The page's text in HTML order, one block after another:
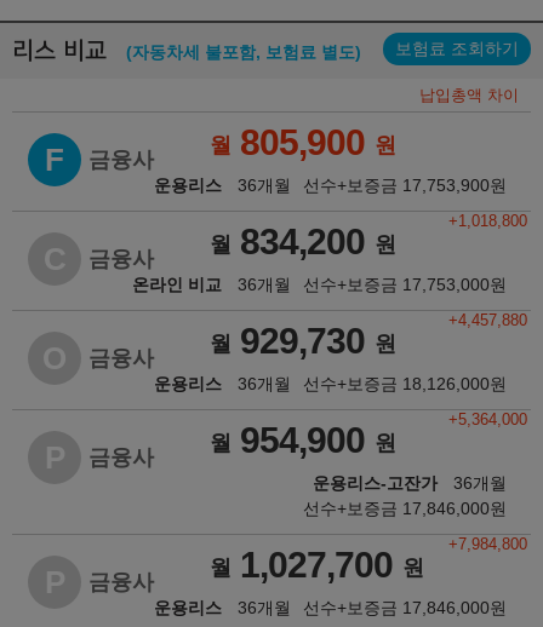
리스 비교 (자동차세 불포함, 보험료 별도) 보험료 조회하기
납입총액 차이
F 금융사
운용리스
월 805,900 원
36개월 선수+보증금 17,753,900원
C 금융사
온라인 비교
월 834,200 원
+1,018,800
36개월 선수+보증금 17,753,000원
O 금융사
운용리스
월 929,730 원
+4,457,880
36개월 선수+보증금 18,126,000원
P 금융사
운용리스-고잔가
월 954,900 원
+5,364,000
36개월
선수+보증금 17,846,000원
P 금융사
운용리스
월 1,027,700 원
+7,984,800
36개월 선수+보증금 17,846,000원